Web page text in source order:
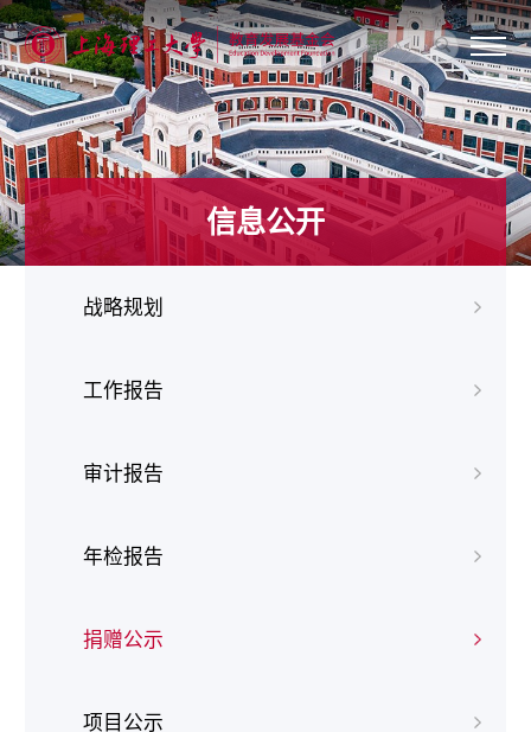
关
于
我
们
新
闻
动
态
信息公开
战略规划
工作报告
审计报告
年检报告
捐赠公示
项目公示